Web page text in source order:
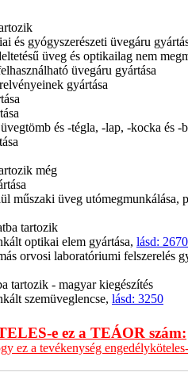
és gyógyszerészeti üvegáru
üveg és optikailag nem
üvegáru gyártása
gyártása
és -tégla, -lap, -kocka és
még
műszaki üveg utómegmunkálása,
tartozik
optikai elem gyártása, lásd: 2670
orvosi laboratóriumi felszerelés
tartozik - magyar kiegészítés
szemüveglencse, lásd: 3250
e ez a TEÁOR szám:
ez a tevékenység